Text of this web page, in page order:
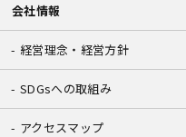
会社情報
経営理念・経営方針
SDGsへの取組み
アクセスマップ